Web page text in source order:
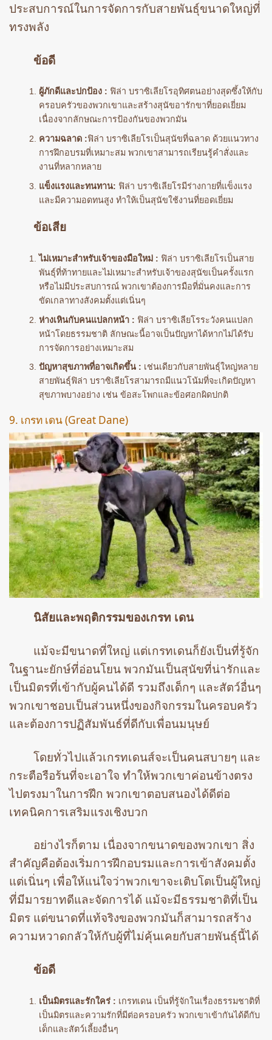
ประสบการณ์ในการจัดการกับสายพันธุ์ขนาดใหญ่ที่
ทรงพลัง
ข้อดี
ผู้ภักดีและปกป้อง : ฟิล่า บราซิเลียโรอุทิศตนอย่างสุดซึ้งให้กับ
ครอบครัวของพวกเขาและสร้างสุนัขอารักขาที่ยอดเยี่ยม
เนื่องจากลักษณะการป้องกันของพวกมัน
ความฉลาด :ฟิล่า บราซิเลียโรเป็นสุนัขที่ฉลาด ด้วยแนวทาง
การฝึกอบรมที่เหมาะสม พวกเขาสามารถเรียนรู้คำสั่งและ
งานที่หลากหลาย
แข็งแรงและทนทาน: ฟิล่า บราซิเลียโรมีร่างกายที่แข็งแรง
และมีความอดทนสูง ทำให้เป็นสุนัขใช้งานที่ยอดเยี่ยม
ข้อเสีย
ไม่เหมาะสำหรับเจ้าของมือใหม่ : ฟิล่า บราซิเลียโรเป็นสาย
พันธุ์ที่ท้าทายและไม่เหมาะสำหรับเจ้าของสุนัขเป็นครั้งแรก
หรือไม่มีประสบการณ์ พวกเขาต้องการมือที่มั่นคงและการ
ขัดเกลาทางสังคมตั้งแต่เนิ่นๆ
ห่างเหินกับคนแปลกหน้า : ฟิล่า บราซิเลียโรระวังคนแปลก
หน้าโดยธรรมชาติ ลักษณะนี้อาจเป็นปัญหาได้หากไม่ได้รับ
การจัดการอย่างเหมาะสม
ปัญหาสุขภาพที่อาจเกิดขึ้น : เช่นเดียวกับสายพันธุ์ใหญ่หลาย
สายพันธุ์ฟิล่า บราซิเลียโรสามารถมีแนวโน้มที่จะเกิดปัญหา
สุขภาพบางอย่าง เช่น ข้อสะโพกและข้อศอกผิดปกติ
9. เกรท เดน (Great Dane)
นิสัยและพฤติกรรมของเกรท เดน
แม้จะมีขนาดที่ใหญ่ แต่เกรทเดนก็ยังเป็นที่รู้จัก
ในฐานะยักษ์ที่อ่อนโยน พวกมันเป็นสุนัขที่น่ารักและ
เป็นมิตรที่เข้ากับผู้คนได้ดี รวมถึงเด็กๆ และสัตว์อื่นๆ
พวกเขาชอบเป็นส่วนหนึ่งของกิจกรรมในครอบครัว
และต้องการปฏิสัมพันธ์ที่ดีกับเพื่อนมนุษย์
โดยทั่วไปแล้วเกรทเดนส์จะเป็นคนสบายๆ และ
กระตือรือร้นที่จะเอาใจ ทำให้พวกเขาค่อนข้างตรง
ไปตรงมาในการฝึก พวกเขาตอบสนองได้ดีต่อ
เทคนิคการเสริมแรงเชิงบวก
อย่างไรก็ตาม เนื่องจากขนาดของพวกเขา สิ่ง
สำคัญคือต้องเริ่มการฝึกอบรมและการเข้าสังคมตั้ง
แต่เนิ่นๆ เพื่อให้แน่ใจว่าพวกเขาจะเติบโตเป็นผู้ใหญ่
ที่มีมารยาทดีและจัดการได้ แม้จะมีธรรมชาติที่เป็น
มิตร แต่ขนาดที่แท้จริงของพวกมันก็สามารถสร้าง
ความหวาดกลัวให้กับผู้ที่ไม่คุ้นเคยกับสายพันธุ์นี้ได้
ข้อดี
เป็นมิตรและรักใคร่ : เกรทเดน เป็นที่รู้จักในเรื่องธรรมชาติที่
เป็นมิตรและความรักที่มีต่อครอบครัว พวกเขาเข้ากันได้ดีกับ
เด็กและสัตว์เลี้ยงอื่นๆ